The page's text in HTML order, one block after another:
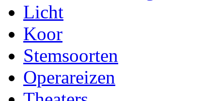
Licht
Koor
Stemsoorten
Operareizen